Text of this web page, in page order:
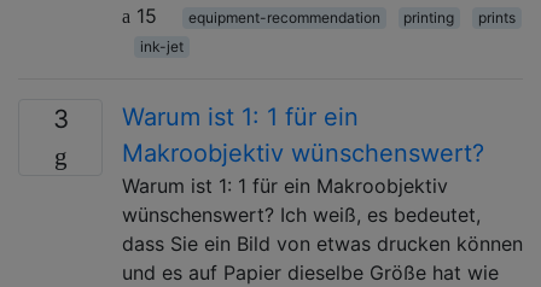
15
equipment-recommendation printing
prints
ink-jet
3
Warum ist 1: 1 für ein
Makroobjektiv wünschenswert?
Warum ist 1: 1 für ein Makroobjektiv
wünschenswert? Ich weiß, es bedeutet,
dass Sie ein Bild von etwas drucken können
und es auf Papier dieselbe Größe hat wie